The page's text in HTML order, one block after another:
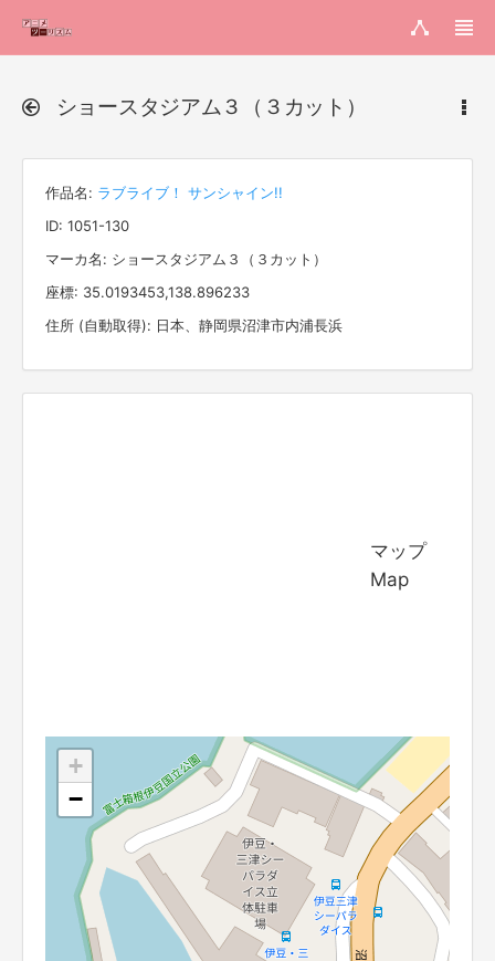
ショースタジアム３（３カット）
作品名: ラブライブ！ サンシャイン!!
ID: 1051-130
マーカ名: ショースタジアム３（３カット）
座標: 35.0193453,138.896233
住所 (自動取得): 日本、静岡県沼津市内浦長浜
マップ
Map
+
−